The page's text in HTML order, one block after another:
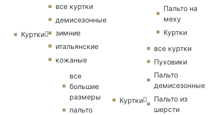
Куртки
все куртки
демисезонные
зимние
итальянские
кожаные
все
большие
размеры
пальто
Пальто на
меху
Куртки
Куртки
все куртки
Пуховики
Пальто
демисезонные
Пальто из
шерсти